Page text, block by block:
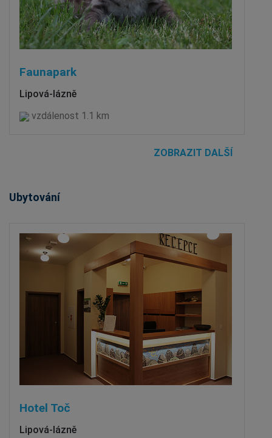
Faunapark
Lipová-lázně
vzdálenost 1.1 km
ZOBRAZIT DALŠÍ
Ubytování
Hotel Toč
Lipová-lázně